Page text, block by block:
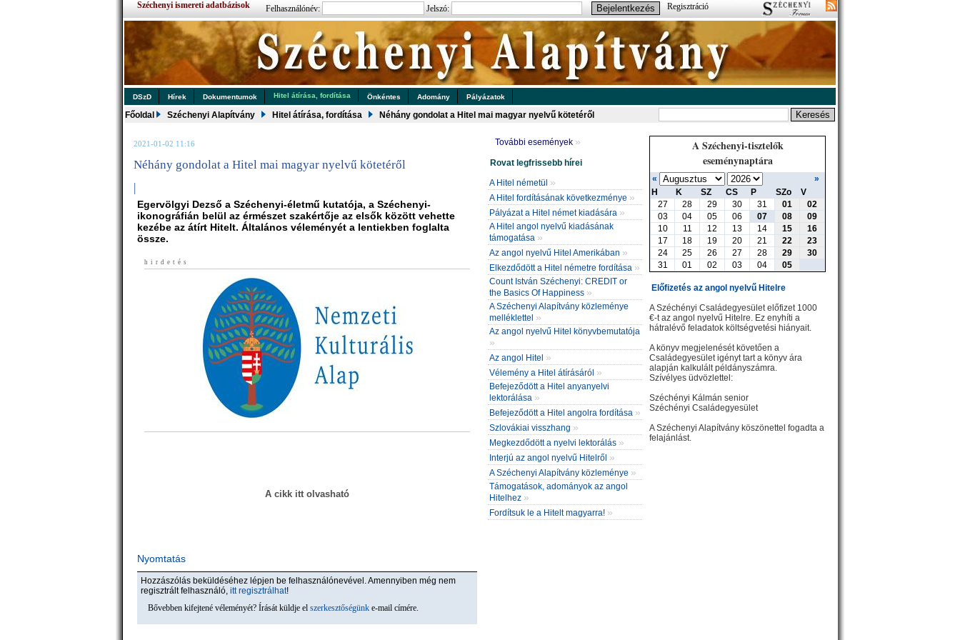
Széchenyi ismereti adatbázisok Felhasználónév: Jelszó: Regisztráció
DSzD Hírek Dokumentumok Hitel átírása, fordítása Önkéntes Adomány Pályázatok
Főoldal Széchenyi Alapítvány Hitel átírása, fordítása Néhány gondolat a Hitel mai magyar nyelvű kötetéről
2021-01-02 11:16
Néhány gondolat a Hitel mai magyar nyelvű kötetéről
|
Egervölgyi Dezső a Széchenyi-életmű kutatója, a Széchenyi-
ikonográfián belül az érmészet szakértője az elsők között vehette
kezébe az átírt Hitelt. Általános véleményét a lentiekben foglalta
össze.
hirdetés
A cikk itt olvasható
Nyomtatás
Hozzászólás beküldéséhez lépjen be felhasználónevével. Amennyiben még nem
regisztrált felhasználó, itt regisztrálhat!
Bővebben kifejtené véleményét? Írását küldje el szerkesztőségünk e-mail címére.
További események »
Rovat legfrissebb hírei
A Hitel németül »
A Hitel fordításának következménye »
Pályázat a Hitel német kiadására »
A Hitel angol nyelvű kiadásának
támogatása »
Az angol nyelvű Hitel Amerikában »
Elkezdődött a Hitel németre fordítása »
Count István Széchenyi: CREDIT or
the Basics Of Happiness »
A Széchenyi Alapítvány közleménye
melléklettel »
Az angol nyelvű Hitel könyvbemutatója
»
Az angol Hitel »
Vélemény a Hitel átírásáról »
Befejeződött a Hitel anyanyelvi
lektorálása »
Befejeződött a Hitel angolra fordítása »
Szlovákiai visszhang »
Megkezdődött a nyelvi lektorálás »
Interjú az angol nyelvű Hitelről »
A Széchenyi Alapítvány közleménye »
Támogatások, adományok az angol
Hitelhez »
Fordítsuk le a Hitelt magyarra! »
A Széchenyi-tisztelők
eseménynaptára
«
»
H
K SZ CS P SZo
V
27
28 29 30 31 01
02
03
04 05 06 07 08
09
10
11 12 13 14 15
16
17
18 19 20 21 22
23
24
25 26 27 28 29
30
31
01 02 03 04 05
Előfizetés az angol nyelvű Hitelre
A Széchényi Családegyesület előfizet 1000
€-t az angol nyelvű Hitelre. Ez enyhíti a
hátralévő feladatok költségvetési hiányait.
A könyv megjelenését követően a
Családegyesület igényt tart a könyv ára
alapján kalkulált példányszámra.
Szívélyes üdvözlettel:
Széchényi Kálmán senior
Széchényi Családegyesület
A Széchenyi Alapítvány köszönettel fogadta a
felajánlást.